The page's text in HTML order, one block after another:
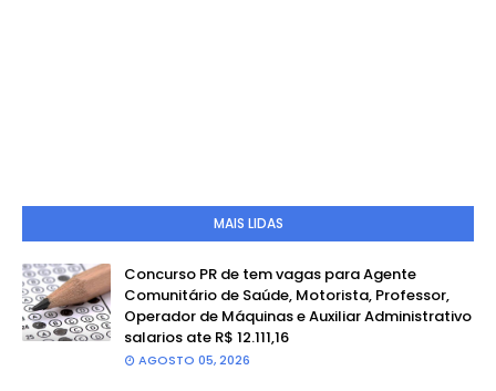
MAIS LIDAS
Concurso PR de tem vagas para Agente
Comunitário de Saúde, Motorista, Professor,
Operador de Máquinas e Auxiliar Administrativo
salarios ate R$ 12.111,16
AGOSTO 05, 2026